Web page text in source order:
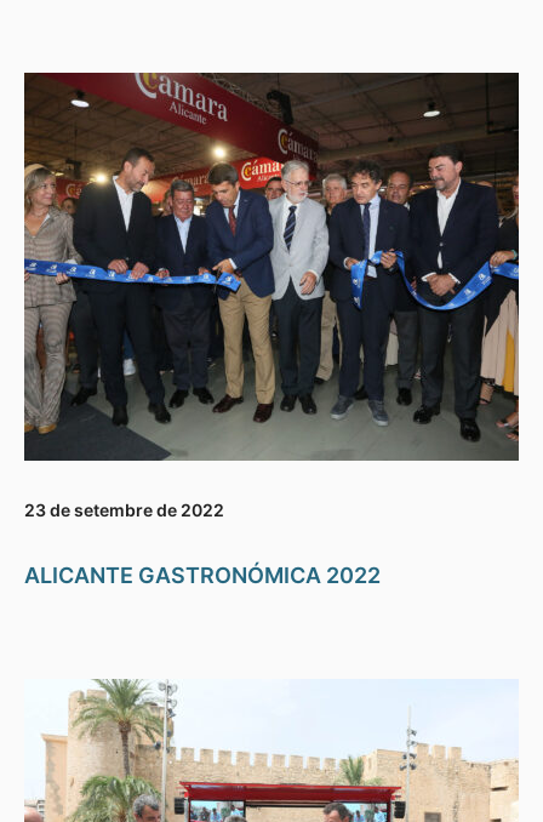
23 de setembre de 2022
ALICANTE GASTRONÓMICA 2022